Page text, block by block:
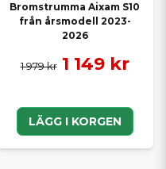
Bromstrumma Aixam S10
från årsmodell 2023-
2026
1 979 kr 1 149 kr
LÄGG I KORGEN